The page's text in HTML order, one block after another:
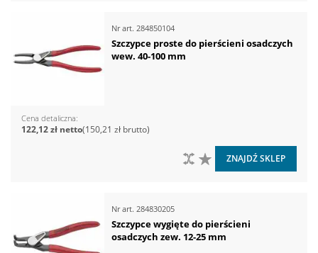
Nr art. 284850104
Szczypce proste do pierścieni osadczych
wew. 40-100 mm
Cena detaliczna
150,21 zł
122,12 zł
DO LISTY ŻYCZEŃ
DO PORÓWNANIA
ZNAJDŹ SKLEP
Nr art. 284830205
Szczypce wygięte do pierścieni
osadczych zew. 12-25 mm